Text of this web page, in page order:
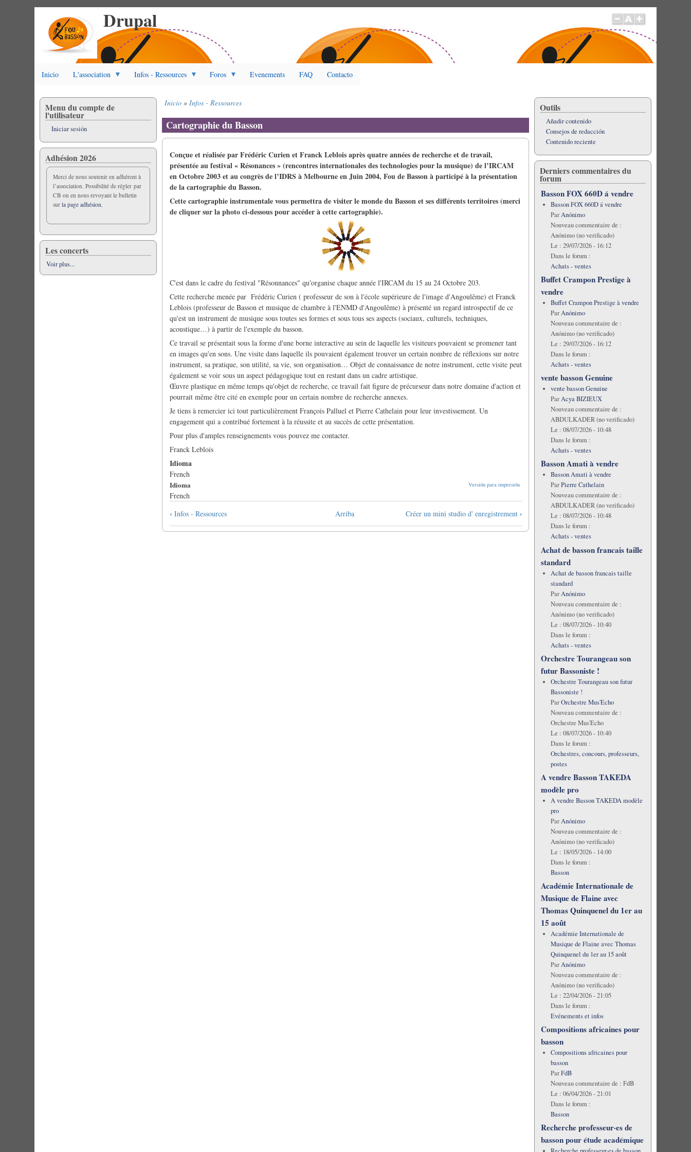
Drupal
Inicio L'association Infos - Ressources Foros Evenements FAQ Contacto
enlaces
de
a
la
navegación
Inicio Infos - Ressources
Cartographie du Basson
Conçue et réalisée par Frédéric Curien et Franck Leblois après quatre années de recherche et de travail,
présentée au festival « Résonances » (rencontres internationales des technologies pour la musique) de l’IRCAM
en Octobre 2003 et au congrès de l’IDRS à Melbourne en Juin 2004, Fou de Basson à participé à la présentation
de la cartographie du Basson.
Cette cartographie instrumentale vous permettra de visiter le monde du Basson et ses différents territoires (merci
de cliquer sur la photo ci-dessous pour accéder à cette cartographie).
C'est dans le cadre du festival "Résonnances" qu'organise chaque année l'IRCAM du 15 au 24 Octobre 203.
Cette recherche menée par Frédéric Curien ( professeur de son à l'école supérieure de l'image d'Angoulême) et Franck
Leblois (professeur de Basson et musique de chambre à l'ENMD d'Angoulême) à présenté un regard introspectif de ce
qu'est un instrument de musique sous toutes ses formes et sous tous ses aspects (sociaux, culturels, techniques,
acoustique…) à partir de l'exemple du basson.
Ce travail se présentait sous la forme d'une borne interactive au sein de laquelle les visiteurs pouvaient se promener tant
en images qu'en sons. Une visite dans laquelle ils pouvaient également trouver un certain nombre de réflexions sur notre
instrument, sa pratique, son utilité, sa vie, son organisation… Objet de connaissance de notre instrument, cette visite peut
également se voir sous un aspect pédagogique tout en restant dans un cadre artistique.
Œuvre plastique en même temps qu'objet de recherche, ce travail fait figure de précurseur dans notre domaine d'action et
pourrait même être cité en exemple pour un certain nombre de recherche annexes.
Je tiens à remercier ici tout particulièrement François Palluel et Pierre Cathelain pour leur investissement. Un
engagement qui a contribué fortement à la réussite et au succès de cette présentation.
Pour plus d'amples renseignements vous pouvez me contacter.
Franck Leblois
Idioma
French
Versión para impresión
Idioma
French
Enlaces
transversales
de
‹ Infos - Ressources Arriba Créer un mini studio d' enregistrement ›
Menu du compte de
l'utilisateur
Iniciar sesión
Adhésion 2026
Merci de nous soutenir en adhérent à
l’association. Possibilité de régler par
CB ou en nous revoyant le bulletin
surla page adhésion.
Les concerts
Voir plus...
Outils
Añadir contenido
Consejos de redacción
Contenido reciente
Derniers commentaires du
forum
Basson FOX 660D á vendre
Basson FOX 660D á vendre
ParAnónimo
Nouveau commentaire de :
Anónimo (no verificado)
Le : 29/07/2026 - 16:12
Dans le forum :
Achats - ventes
Buffet Crampon Prestige à
vendre
Buffet Crampon Prestige à vendre
ParAnónimo
Nouveau commentaire de :
Anónimo (no verificado)
Le : 29/07/2026 - 16:12
Dans le forum :
Achats - ventes
vente basson Genuine
vente basson Genuine
ParAcya BIZIEUX
Nouveau commentaire de :
ABDULKADER (no verificado)
Le : 08/07/2026 - 10:48
Dans le forum :
Achats - ventes
Basson Amati à vendre
Basson Amati à vendre
ParPierre Cathelain
Nouveau commentaire de :
ABDULKADER (no verificado)
Le : 08/07/2026 - 10:48
Dans le forum :
Achats - ventes
Achat de basson francais taille
standard
Achat de basson francais taille
standard
ParAnónimo
Nouveau commentaire de :
Anónimo (no verificado)
Le : 08/07/2026 - 10:40
Dans le forum :
Achats - ventes
Orchestre Tourangeau son
futur Bassoniste !
Orchestre Tourangeau son futur
Bassoniste !
ParOrchestre Mus'Echo
Nouveau commentaire de :
Orchestre Mus'Echo
Le : 08/07/2026 - 10:40
Dans le forum :
Orchestres, concours, professeurs,
postes
A vendre Basson TAKEDA
modèle pro
A vendre Basson TAKEDA modèle
pro
ParAnónimo
Nouveau commentaire de :
Anónimo (no verificado)
Le : 18/05/2026 - 14:00
Dans le forum :
Basson
Académie Internationale de
Musique de Flaine avec
Thomas Quinquenel du 1er au
15 août
Académie Internationale de
Musique de Flaine avec Thomas
Quinquenel du 1er au 15 août
ParAnónimo
Nouveau commentaire de :
Anónimo (no verificado)
Le : 22/04/2026 - 21:05
Dans le forum :
Evénements et infos
Compositions africaines pour
basson
Compositions africaines pour
basson
ParFdB
Nouveau commentaire de : FdB
Le : 06/04/2026 - 21:01
Dans le forum :
Basson
Recherche professeur·es de
basson pour étude académique